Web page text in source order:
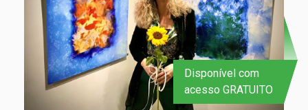
Disponível com
acesso GRATUITO